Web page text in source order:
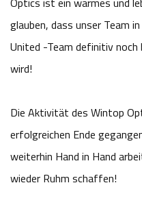
glauben, dass unser Team
United -Team definitiv noch
wird!
Die Aktivität des Wintop
erfolgreichen Ende
weiterhin Hand in Hand
wieder Ruhm schaffen!